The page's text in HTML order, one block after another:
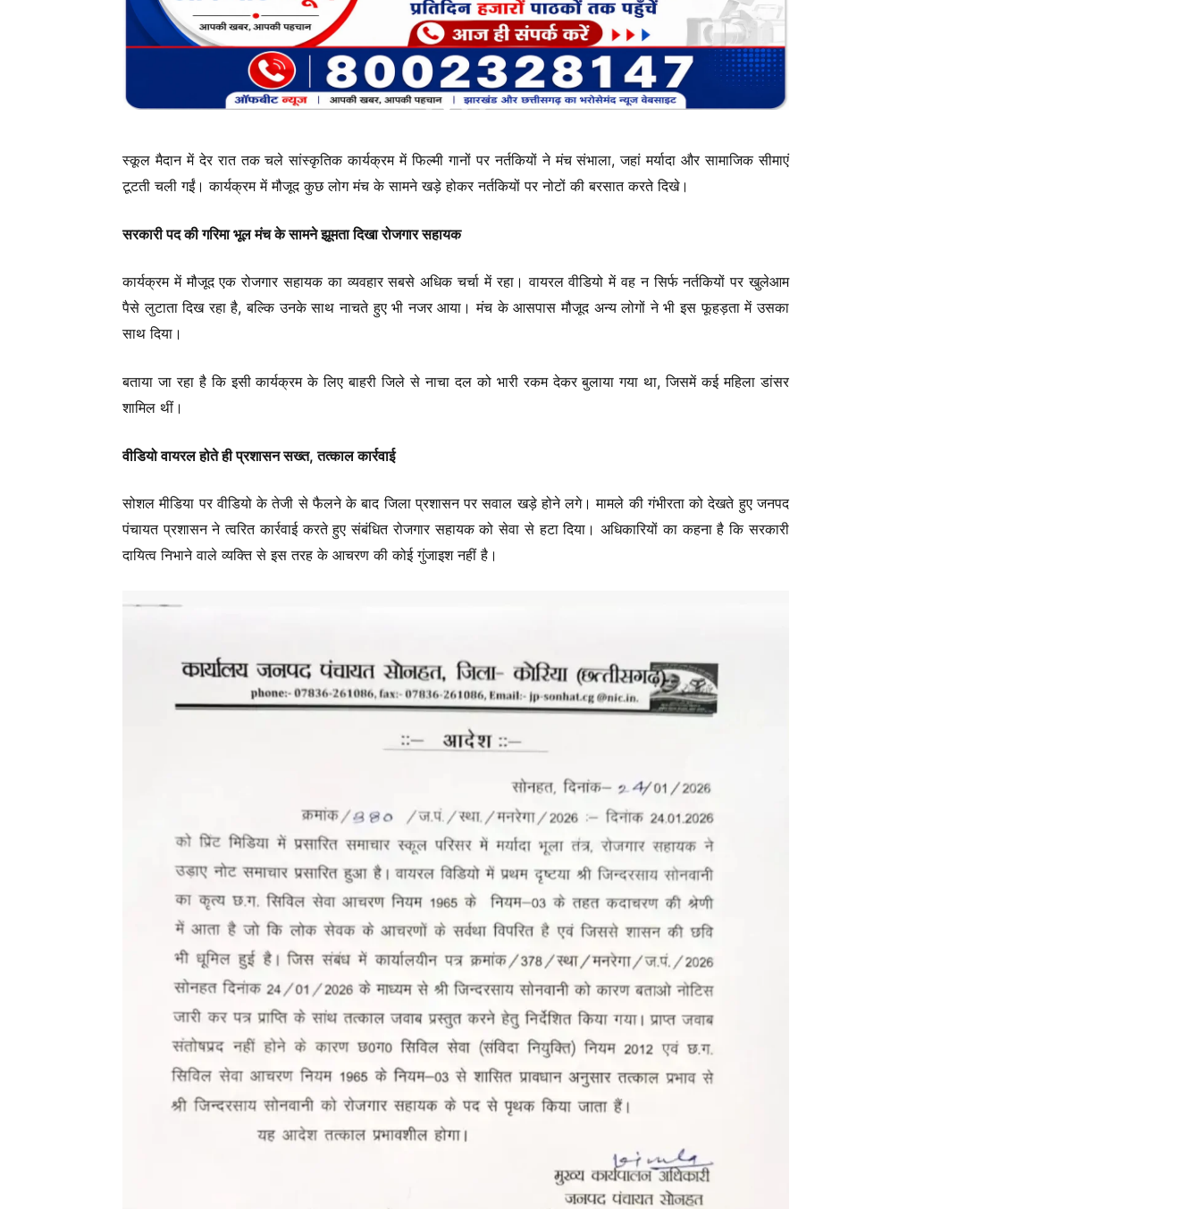
स्कूल मैदान में देर रात तक चले सांस्कृतिक कार्यक्रम में फिल्मी गानों पर नर्तकियों ने मंच संभाला, जहां मर्यादा और सामाजिक सीमाएं
टूटती चली गईं। कार्यक्रम में मौजूद कुछ लोग मंच के सामने खड़े होकर नर्तकियों पर नोटों की बरसात करते दिखे।
सरकारी पद की गरिमा भूल मंच के सामने झूमता दिखा रोजगार सहायक
कार्यक्रम में मौजूद एक रोजगार सहायक का व्यवहार सबसे अधिक चर्चा में रहा। वायरल वीडियो में वह न सिर्फ नर्तकियों पर खुलेआम
पैसे लुटाता दिख रहा है, बल्कि उनके साथ नाचते हुए भी नजर आया। मंच के आसपास मौजूद अन्य लोगों ने भी इस फूहड़ता में उसका
साथ दिया।
बताया जा रहा है कि इसी कार्यक्रम के लिए बाहरी जिले से नाचा दल को भारी रकम देकर बुलाया गया था, जिसमें कई महिला डांसर
शामिल थीं।
वीडियो वायरल होते ही प्रशासन सख्त, तत्काल कार्रवाई
सोशल मीडिया पर वीडियो के तेजी से फैलने के बाद जिला प्रशासन पर सवाल खड़े होने लगे। मामले की गंभीरता को देखते हुए जनपद
पंचायत प्रशासन ने त्वरित कार्रवाई करते हुए संबंधित रोजगार सहायक को सेवा से हटा दिया। अधिकारियों का कहना है कि सरकारी
दायित्व निभाने वाले व्यक्ति से इस तरह के आचरण की कोई गुंजाइश नहीं है।